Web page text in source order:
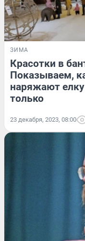
ЗИМА
Красотки в
Показываем,
наряжают
только
23 декабря, 2023, 08:00